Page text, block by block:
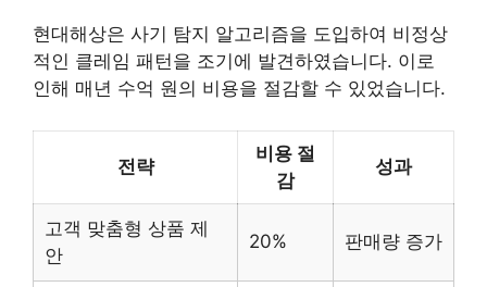
현대해상은 사기 탐지 알고리즘을 도입하여 비정상
적인 클레임 패턴을 조기에 발견하였습니다. 이로
인해 매년 수억 원의 비용을 절감할 수 있었습니다.
전략
비용 절
감
성과
고객 맞춤형 상품 제
안
20% 판매량 증가